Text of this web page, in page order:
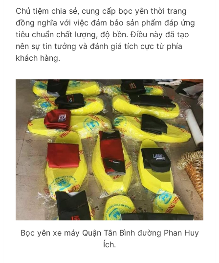
Chủ tiệm chia sẻ, cung cấp bọc yên thời trang
đồng nghĩa với việc đảm bảo sản phẩm đáp ứng
tiêu chuẩn chất lượng, độ bền. Điều này đã tạo
nên sự tin tưởng và đánh giá tích cực từ phía
khách hàng.
Bọc yên xe máy Quận Tân Bình đường Phan Huy
Ích.